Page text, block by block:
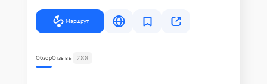
Маршрут
ОбзорОтзывы 288